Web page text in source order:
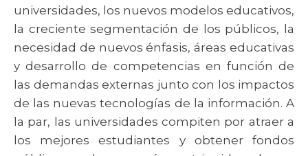
universidades, los nuevos modelos educativos,
la creciente segmentación de los públicos, la
necesidad de nuevos énfasis, áreas educativas
y desarrollo de competencias en función de
las demandas externas junto con los impactos
de las nuevas tecnologías de la información. A
la par, las universidades compiten por atraer a
los mejores estudiantes y obtener fondos